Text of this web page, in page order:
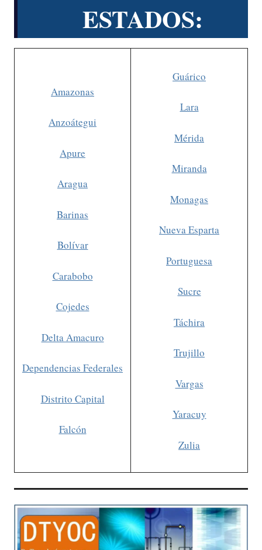
ESTADOS:
Amazonas
Anzoátegui
Apure
Aragua
Barinas
Bolívar
Carabobo
Cojedes
Delta Amacuro
Dependencias Federales
Distrito Capital
Falcón
Guárico
Lara
Mérida
Miranda
Monagas
Nueva Esparta
Portuguesa
Sucre
Táchira
Trujillo
Vargas
Yaracuy
Zulia